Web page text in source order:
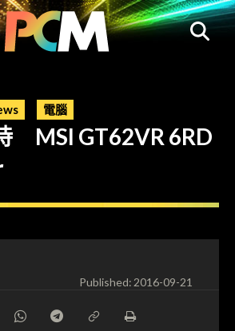
電腦
MSI GT62VR 6RD
Published:2016-09-21